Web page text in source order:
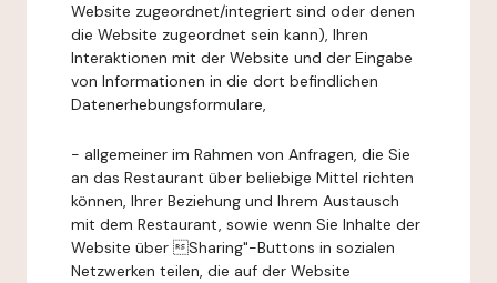
Website zugeordnet/integriert sind oder denen
die Website zugeordnet sein kann), Ihren
Interaktionen mit der Website und der Eingabe
von Informationen in die dort befindlichen
Datenerhebungsformulare,
- allgemeiner im Rahmen von Anfragen, die Sie
an das Restaurant über beliebige Mittel richten
können, Ihrer Beziehung und Ihrem Austausch
mit dem Restaurant, sowie wenn Sie Inhalte der
Website über Sharing"-Buttons in sozialen
Netzwerken teilen, die auf der Website